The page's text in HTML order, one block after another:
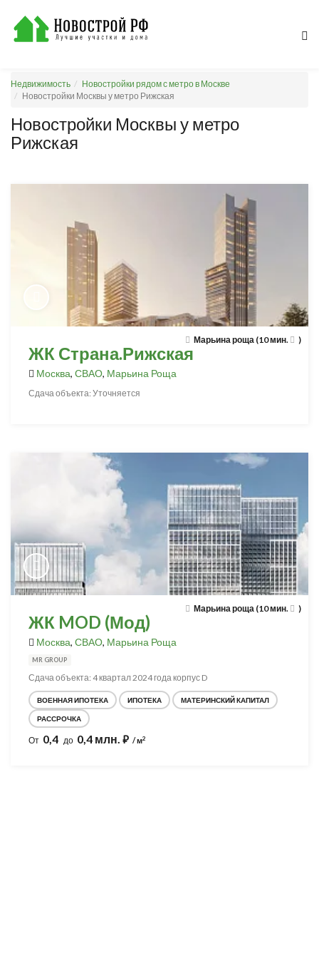
Недвижимость
Новостройки рядом с метро в Москве
Новостройки Москвы у метро Рижская
Новостройки Москвы у метро
Рижская
Марьина роща (10 мин. )
ЖК Страна.Рижская
Москва, СВАО, Марьина Роща
Сдача объекта: Уточняется
Марьина роща (10 мин. )
ЖК MOD (Мод)
Москва, СВАО, Марьина Роща
MR GROUP
Сдача объекта: 4 квартал 2024 года корпус D
ВОЕННАЯ ИПОТЕКА ИПОТЕКА МАТЕРИНСКИЙ КАПИТАЛ
РАССРОЧКА
От 0,4 до 0,4 млн. ⃏ / м2